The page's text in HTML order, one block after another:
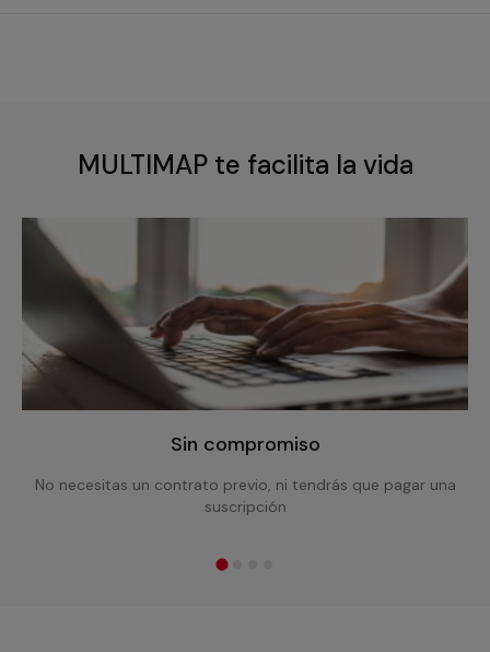
MULTIMAP te facilita la vida
Sin compromiso
No necesitas un contrato previo, ni tendrás que pagar una
suscripción